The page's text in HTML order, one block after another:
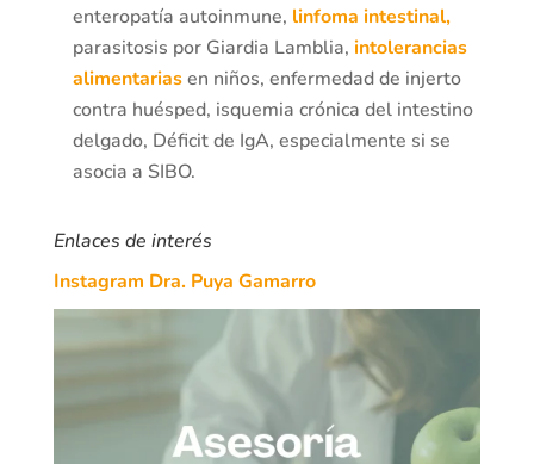
enteropatía autoinmune, linfoma intestinal,
parasitosis por Giardia Lamblia, intolerancias
alimentariasen niños, enfermedad de injerto
contra huésped, isquemia crónica del intestino
delgado, Déficit de IgA, especialmente si se
asocia a SIBO.
Enlaces de interés
Instagram Dra. Puya Gamarro